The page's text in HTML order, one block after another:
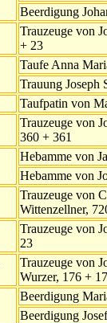
Beerdigung
Trauzeuge von
+ 23
Taufe Anna
Trauung Joseph
Taufpatin von
Trauzeuge von
360 + 361
Hebamme von
Hebamme von
Trauzeuge von
Wittenzellner,
Trauzeuge von
23
Trauzeuge von
Wurzer, 176 +
Beerdigung
Beerdigung